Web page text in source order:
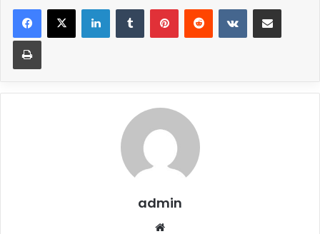
LinkedinTumblr PinterestReddit VKontaktePartager par email
Imprimer
admin